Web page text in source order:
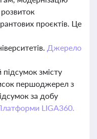
проєктів. Це
Джерело
змісту
першоджерел з
за добу
LIGA360.